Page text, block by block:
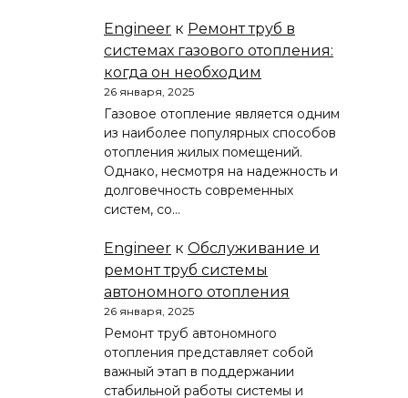
Engineer к Ремонт труб в
системах газового отопления:
когда он необходим
26 января, 2025
Газовое отопление является одним
из наиболее популярных способов
отопления жилых помещений.
Однако, несмотря на надежность и
долговечность современных
систем, со…
Engineer к Обслуживание и
ремонт труб системы
автономного отопления
26 января, 2025
Ремонт труб автономного
отопления представляет собой
важный этап в поддержании
стабильной работы системы и